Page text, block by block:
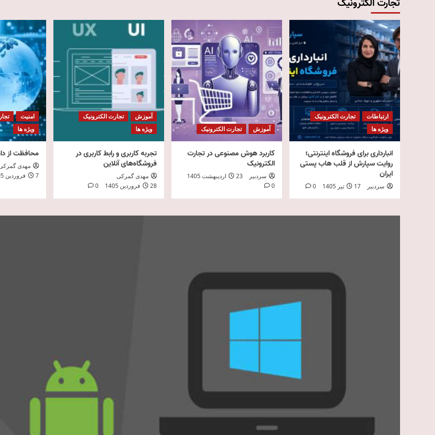
تجارت الکترونیک
ارتباطات
تجارت الکترونیک
ویژه ها
انبارداری برای فروشگاه اینترنتی؛
روایت سپارش از قلب هاب پستی
ایران
سردبیر 17 تیر 1405 0
آموزش تجارت الکترونیک
کاربرد هوش مصنوعی در تجارت
الکترونیک
سردبیر
23 اردیبهشت 1405
0
آموزش
تجارت الکترونیک
ویژه ها
تجربه کاربری و رابط کاربری در
فروشگاه‌های آنلاین
مهدی گمرکی
28 فروردین 1405
0
امنیت
ویژه ها
محافظت از
مهدی
7 فروردین 1405